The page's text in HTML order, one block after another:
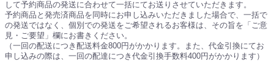
して予約商品の発送に合わせて一括にてお送りさせていただきます。
予約商品と発売済商品を同時にお申し込みいただきました場合で、一括で
の発送ではなく、個別での発送をご希望されるお客様は、その旨を「ご意
見・ご要望」欄にお書きください。
（一回の配送につき配送料金800円がかかります。また、代金引換にてお
申し込みの際は、一回の配達につき代金引換手数料400円がかかります）